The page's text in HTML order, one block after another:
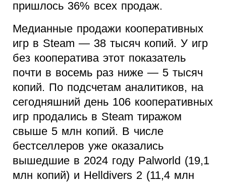
пришлось 36% всех продаж.
Медианные продажи кооперативных
игр в Steam — 38 тысяч копий. У игр
без кооператива этот показатель
почти в восемь раз ниже — 5 тысяч
копий. По подсчетам аналитиков, на
сегодняшний день 106 кооперативных
игр продались в Steam тиражом
свыше 5 млн копий. В числе
бестселлеров уже оказались
вышедшие в 2024 году Palworld (19,1
млн копий) и Helldivers 2 (11,4 млн